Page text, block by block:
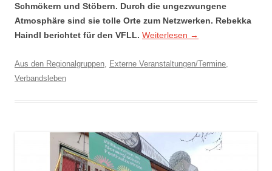
Schmökern und Stöbern. Durch die ungezwungene
Atmosphäre sind sie tolle Orte zum Netzwerken. Rebekka
Haindl berichtet für den VFLL. Weiterlesen →
Aus den Regionalgruppen Externe Veranstaltungen/Termine
Verbandsleben